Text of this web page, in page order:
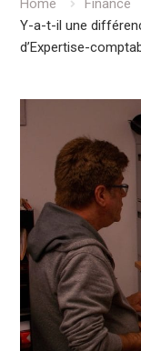
Y-a-t-il une
d’Expertise-